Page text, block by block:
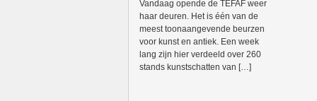
Vandaag opende de TEFAF weer
haar deuren. Het is één van de
meest toonaangevende beurzen
voor kunst en antiek. Een week
lang zijn hier verdeeld over 260
stands kunstschatten van […]